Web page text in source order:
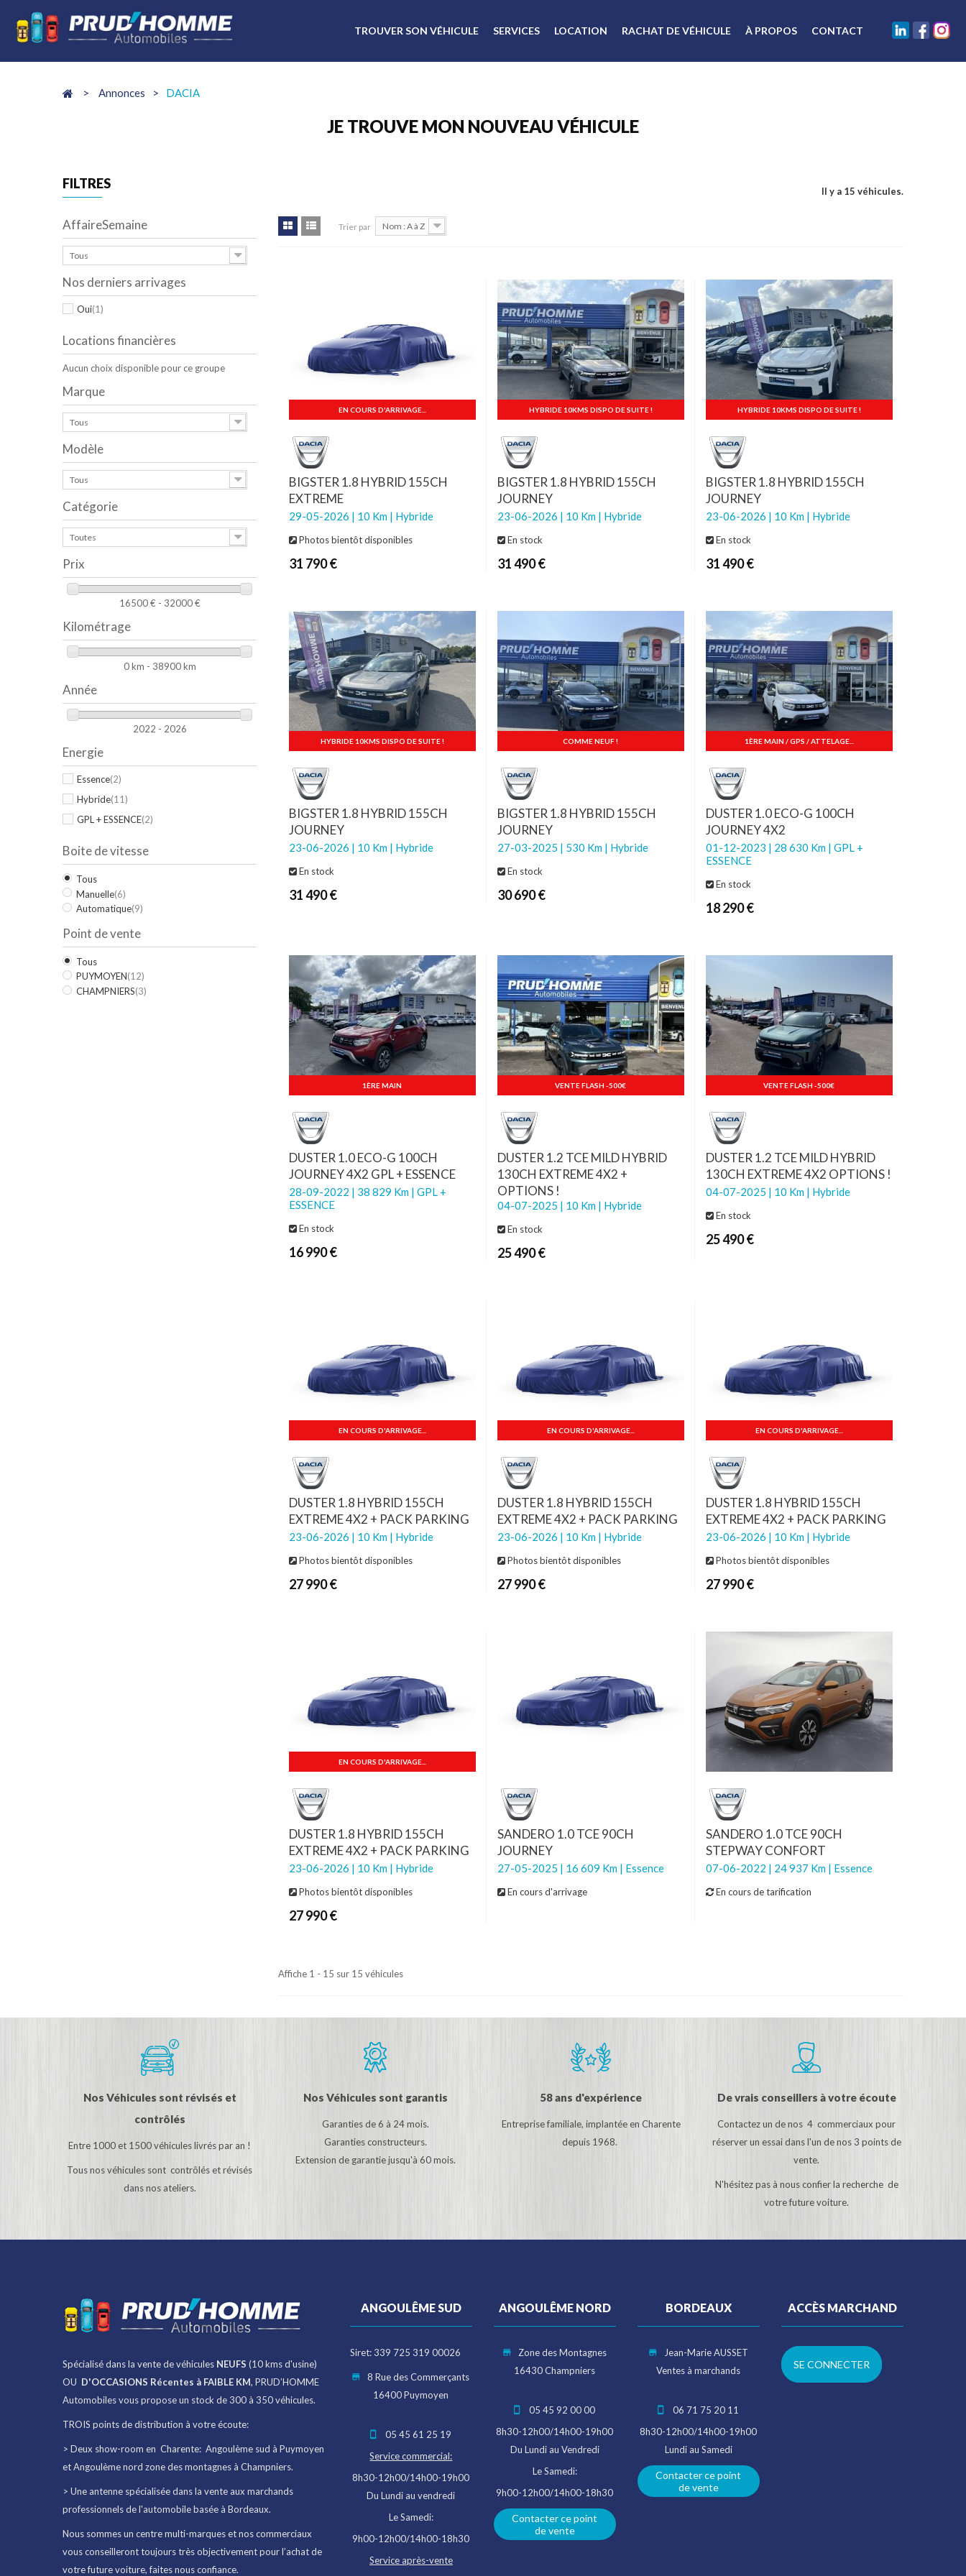
TROUVER SON VÉHICULE SERVICES LOCATION RACHAT DE VÉHICULE À PROPOS CONTACT
> Annonces > DACIA
JE TROUVE MON NOUVEAU VÉHICULE
FILTRES
AffaireSemaine
Tous
Nos derniers arrivages
Oui(1)
Locations financières
Aucun choix disponible pour ce groupe
Marque
Tous
Modèle
Tous
Catégorie
Toutes
Prix
16500 € - 32000 €
Kilométrage
0 km - 38900 km
Année
2022 - 2026
Energie
Essence(2)
Hybride(11)
GPL + ESSENCE(2)
Boite de vitesse
Tous
Manuelle(6)
Automatique(9)
Point de vente
Tous
PUYMOYEN(12)
CHAMPNIERS(3)
Il y a 15 véhicules.
Trier par Nom : A à Z
EN COURS D'ARRIVAGE...
BIGSTER 1.8 HYBRID 155CH
EXTREME
29-05-2026 | 10 Km | Hybride
Photos bientôt disponibles
31 790 €
HYBRIDE 10KMS DISPO DE SUITE !
BIGSTER 1.8 HYBRID 155CH
JOURNEY
23-06-2026 | 10 Km | Hybride
En stock
31 490 €
HYBRIDE 10KMS DISPO DE SUITE !
BIGSTER 1.8 HYBRID 155CH
JOURNEY
23-06-2026 | 10 Km | Hybride
En stock
31 490 €
HYBRIDE 10KMS DISPO DE SUITE !
BIGSTER 1.8 HYBRID 155CH
JOURNEY
23-06-2026 | 10 Km | Hybride
En stock
31 490 €
COMME NEUF !
BIGSTER 1.8 HYBRID 155CH
JOURNEY
27-03-2025 | 530 Km | Hybride
En stock
30 690 €
1ÈRE MAIN / GPS / ATTELAGE...
DUSTER 1.0 ECO-G 100CH
JOURNEY 4X2
01-12-2023 | 28 630 Km | GPL +
ESSENCE
En stock
18 290 €
1ÈRE MAIN
DUSTER 1.0 ECO-G 100CH
JOURNEY 4X2 GPL + ESSENCE
28-09-2022 | 38 829 Km | GPL +
ESSENCE
En stock
16 990 €
VENTE FLASH -500€
DUSTER 1.2 TCE MILD HYBRID
130CH EXTREME 4X2 +
OPTIONS !
04-07-2025 | 10 Km | Hybride
En stock
25 490 €
VENTE FLASH -500€
DUSTER 1.2 TCE MILD HYBRID
130CH EXTREME 4X2 OPTIONS !
04-07-2025 | 10 Km | Hybride
En stock
25 490 €
EN COURS D'ARRIVAGE...
DUSTER 1.8 HYBRID 155CH
EXTREME 4X2 + PACK PARKING
23-06-2026 | 10 Km | Hybride
Photos bientôt disponibles
27 990 €
EN COURS D'ARRIVAGE...
DUSTER 1.8 HYBRID 155CH
EXTREME 4X2 + PACK PARKING
23-06-2026 | 10 Km | Hybride
Photos bientôt disponibles
27 990 €
EN COURS D'ARRIVAGE...
DUSTER 1.8 HYBRID 155CH
EXTREME 4X2 + PACK PARKING
23-06-2026 | 10 Km | Hybride
Photos bientôt disponibles
27 990 €
EN COURS D'ARRIVAGE...
DUSTER 1.8 HYBRID 155CH
EXTREME 4X2 + PACK PARKING
23-06-2026 | 10 Km | Hybride
Photos bientôt disponibles
27 990 €
SANDERO 1.0 TCE 90CH
JOURNEY
27-05-2025 | 16 609 Km | Essence
En cours d'arrivage
SANDERO 1.0 TCE 90CH
STEPWAY CONFORT
07-06-2022 | 24 937 Km | Essence
En cours de tarification
Affiche 1 - 15 sur 15 véhicules
Nos Véhicules sont révisés et
contrôlés
Entre 1000 et 1500 véhicules livrés par an !
Tous nos véhicules sont contrôlés et révisés
dans nos ateliers.
Nos Véhicules sont garantis
Garanties de 6 à 24 mois.
Garanties constructeurs.
Extension de garantie jusqu'à 60 mois.
58 ans d'expérience
Entreprise familiale, implantée en Charente
depuis 1968.
De vrais conseillers à votre écoute
Contactez un de nos 4 commerciaux pour
réserver un essai dans l'un de nos 3 points de
vente.
N'hésitez pas à nous confier la recherche de
votre future voiture.
Spécialisé dans la vente de véhicules NEUFS (10 kms d'usine)
OU D'OCCASIONS Récentes à FAIBLE KM, PRUD’HOMME
Automobiles vous propose un stock de 300 à 350 véhicules.
TROIS points de distribution à votre écoute:
> Deux show-room en Charente: Angoulème sud à Puymoyen
et Angoulème nord zone des montagnes à Champniers.
> Une antenne spécialisée dans la vente aux marchands
professionnels de l'automobile basée à Bordeaux.
Nous sommes un centre multi-marques et nos commerciaux
vous conseilleront toujours très objectivement pour l’achat de
votre future voiture, faites nous confiance.
ANGOULÊME SUD
Siret: 339 725 319 00026
8 Rue des Commerçants
16400 Puymoyen
05 45 61 25 19
Service commercial:
8h30-12h00/14h00-19h00
Du Lundi au vendredi
Le Samedi:
9h00-12h00/14h00-18h30
Service après-vente
ANGOULÊME NORD
Zone des Montagnes
16430 Champniers
05 45 92 00 00
8h30-12h00/14h00-19h00
Du Lundi au Vendredi
Le Samedi:
9h00-12h00/14h00-18h30
Contacter ce point
de vente
BORDEAUX
Jean-Marie AUSSET
Ventes à marchands
06 71 75 20 11
8h30-12h00/14h00-19h00
Lundi au Samedi
Contacter ce point
de vente
ACCÈS MARCHAND
SE CONNECTER